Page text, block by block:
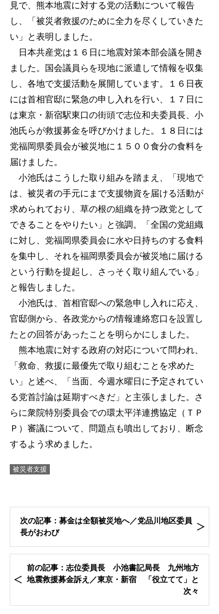
見で、熊本地震に対する党の活動について報告
し、「被災者救援のために全力を尽くしていきた
い」と表明しました。
日本共産党は１６日に地震対策本部会議を開き
ました。国会議員らを現地に派遣して情報を収集
し、各地で支援活動を展開しています。１６日夜
には首相官邸に緊急の申し入れを行い、１７日に
は東京・新宿駅東口の街頭で志位和夫委員長、小
池氏らが救援募金を呼びかけました。１８日には
党福岡県委員会が被災地に１５００食分の食料を
届けました。
小池氏はこうした取り組みを踏まえ、「現地で
は、被災者の手元にまで支援物資を届ける活動が
求められており、草の根の組織を持つ政党として
できることをやりたい」と強調。「全国の党組織
に対し、党福岡県委員会に水や日持ちのする食料
を集中し、それを福岡県委員会が被災地に届ける
という行動を提起し、さっそく取り組んでいる」
と報告しました。
小池氏は、首相官邸への緊急申し入れに応え、
官邸側から、各政党からの情報連絡窓口を設置し
たとの回答があったことを明らかにしました。
熊本地震に対する政府の対応について問われ、
「救命、救援に最優先で取り組むことを求めた
い」と述べ、「当面、今週水曜日に予定されてい
る党首討論は延期すべきだ」と主張しました。さ
らに衆院特別委員会での環太平洋連携協定（ＴＰ
Ｐ）審議について、問題点も噴出しており、断念
するよう求めました。
被災者支援
次の記事：募金は全額被災地へ／党品川地区委員
長がおわび
前の記事：志位委員長 小池書記局長 九州地方
地震救援募金訴え／東京・新宿 「役立てて」と
次々